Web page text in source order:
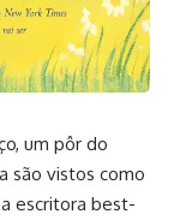
um pôr do
são vistos como
escritora best-